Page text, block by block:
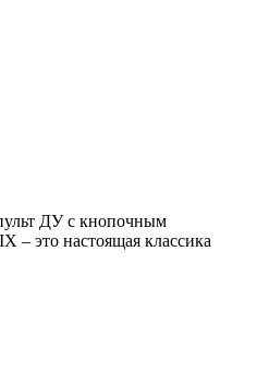
ДУ с кнопочным
– это настоящая классика